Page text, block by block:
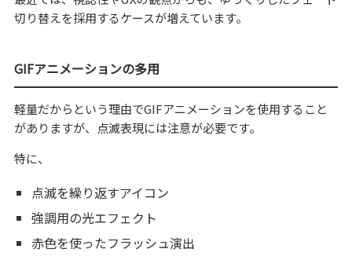
切り替えを採用するケースが増えています。
GIFアニメーションの多用
軽量だからという理由でGIFアニメーションを使用すること
がありますが、点滅表現には注意が必要です。
特に、
点滅を繰り返すアイコン
強調用の光エフェクト
赤色を使ったフラッシュ演出